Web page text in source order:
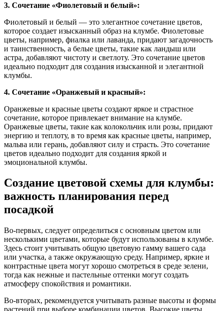
3. Сочетание «Фиолетовый и белый»:
Фиолетовый и белый — это элегантное сочетание цветов,
которое создает изысканный образ на клумбе. Фиолетовые
цветы, например, фиалка или лаванда, придают загадочность
и таинственность, а белые цветы, такие как ландыш или
астра, добавляют чистоту и светлоту. Это сочетание цветов
идеально подходит для создания изысканной и элегантной
клумбы.
4. Сочетание «Оранжевый и красный»:
Оранжевые и красные цветы создают яркое и страстное
сочетание, которое привлекает внимание на клумбе.
Оранжевые цветы, такие как колокольчик или розы, придают
энергию и теплоту, в то время как красные цветы, например,
мальва или герань, добавляют силу и страсть. Это сочетание
цветов идеально подходит для создания яркой и
эмоциональной клумбы.
Создание цветовой схемы для клумбы:
важность планирования перед
посадкой
Во-первых, следует определиться с основным цветом или
несколькими цветами, которые будут использованы в клумбе.
Здесь стоит учитывать общую цветовую гамму вашего сада
или участка, а также окружающую среду. Например, яркие и
контрастные цвета могут хорошо смотреться в среде зелени,
тогда как нежные и пастельные оттенки могут создать
атмосферу спокойствия и романтики.
Во-вторых, рекомендуется учитывать разные высоты и формы